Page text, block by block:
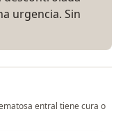
urgencia. Sin
entral tiene cura o